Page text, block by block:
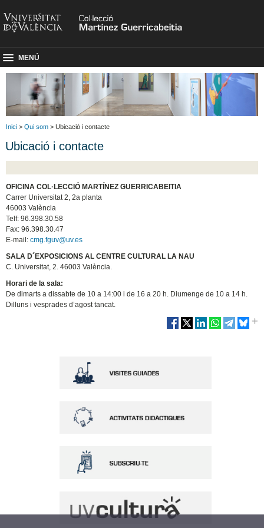
MENÚ
Inici > Qui som > Ubicació i contacte
Ubicació i contacte
OFICINA COL·LECCIÓ MARTÍNEZGUERRICABEITIA
Carrer Universitat 2, 2a planta
46003 València
Telf: 96.398.30.58
Fax: 96.398.30.47
E-mail:cmg.fguv@uv.es
SALA D´EXPOSICIONS AL CENTRE CULTURAL LA NAU
C. Universitat, 2. 46003 València.
Horari de la sala:
De dimarts a dissabte de 10 a 14:00 i de 16 a 20 h. Diumenge de 10 a 14 h.
Dilluns i vesprades d’agost tancat.